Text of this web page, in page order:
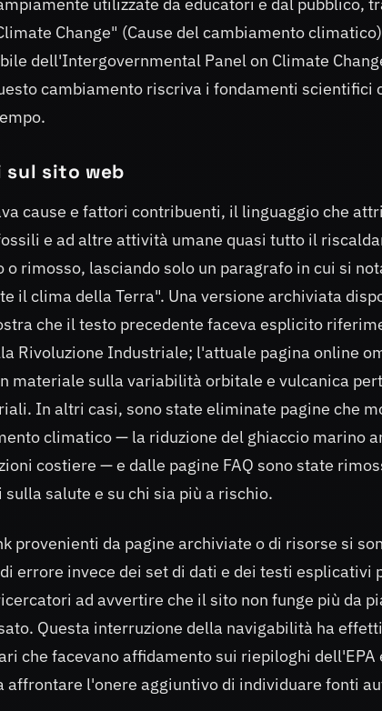
utilizzate da educatori e dal pubblico,
Change" (Cause del cambiamento
dell'Intergovernmental Panel on Climate
cambiamento riscriva i fondamenti scientifici
sul sito web
cause e fattori contribuenti, il linguaggio che
e ad altre attività umane quasi tutto il
o rimosso, lasciando solo un paragrafo in cui si
il clima della Terra". Una versione archiviata
che il testo precedente faceva esplicito
Rivoluzione Industriale; l'attuale pagina online
materiale sulla variabilità orbitale e vulcanica
In altri casi, sono state eliminate pagine che
climatico — la riduzione del ghiaccio marino
costiere — e dalle pagine FAQ sono state
salute e su chi sia più a rischio.
provenienti da pagine archiviate o di risorse si
errore invece dei set di dati e dei testi esplicativi
ad avvertire che il sito non funge più da
Questa interruzione della navigabilità ha
che facevano affidamento sui riepiloghi dell'EPA
affrontare l'onere aggiuntivo di individuare fonti